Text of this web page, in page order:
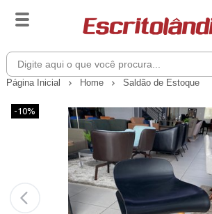
Página Inicial Home Saldão de Estoque
-10%